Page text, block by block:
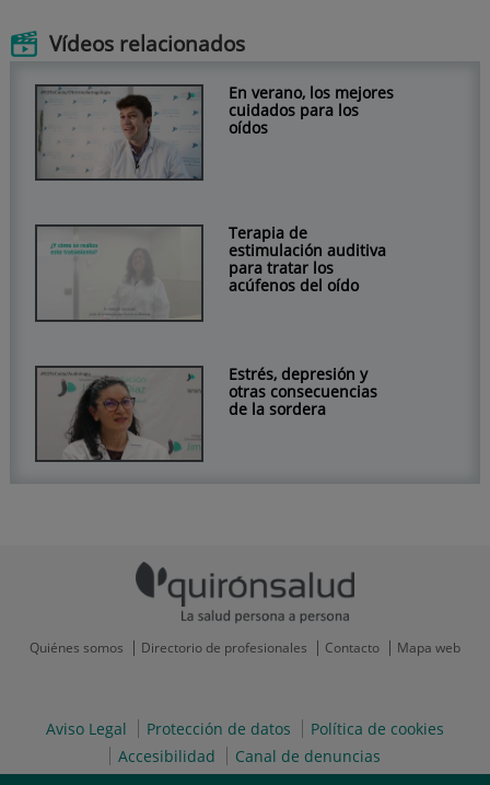
Vídeos relacionados
En verano, los mejores
cuidados para los
oídos
Terapia de
estimulación auditiva
para tratar los
acúfenos del oído
Estrés, depresión y
otras consecuencias
de la sordera
Quiénes somos Directorio de profesionales Contacto Mapa web
Aviso Legal Protección de datos
Política de cookies
Accesibilidad
Canal de denuncias